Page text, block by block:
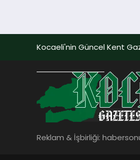
Kocaeli'nin Güncel Kent
Reklam & İşbirliği: